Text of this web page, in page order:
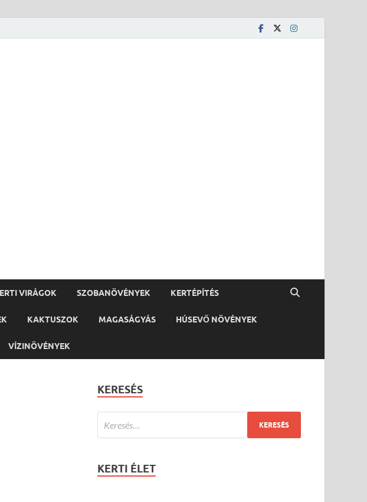
VIRÁGOK SZOBANÖVÉNYEK KERTÉPÍTÉS
KAKTUSZOK MAGASÁGYÁS HÚSEVŐ NÖVÉNYEK
VÍZINÖVÉNYEK
KERESÉS
KERTI ÉLET